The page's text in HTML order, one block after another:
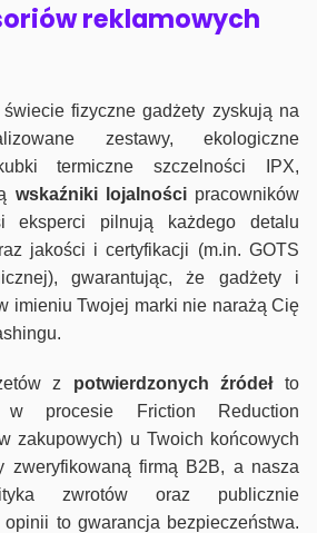
reklamowych
fizyczne gadżety zyskują na
zestawy, ekologiczne
termiczne szczelności IPX,
wskaźniki lojalnościpracowników
eksperci pilnują każdego detalu
jakości i certyfikacji (m.in. GOTS
gwarantując, że gadżety i
imieniu Twojej marki nie narażą Cię
z potwierdzonych źródełto
w procesie Friction Reduction
zakupowych) u Twoich końcowych
zweryfikowaną firmą B2B, a nasza
zwrotów oraz publicznie
opinii to gwarancja bezpieczeństwa.